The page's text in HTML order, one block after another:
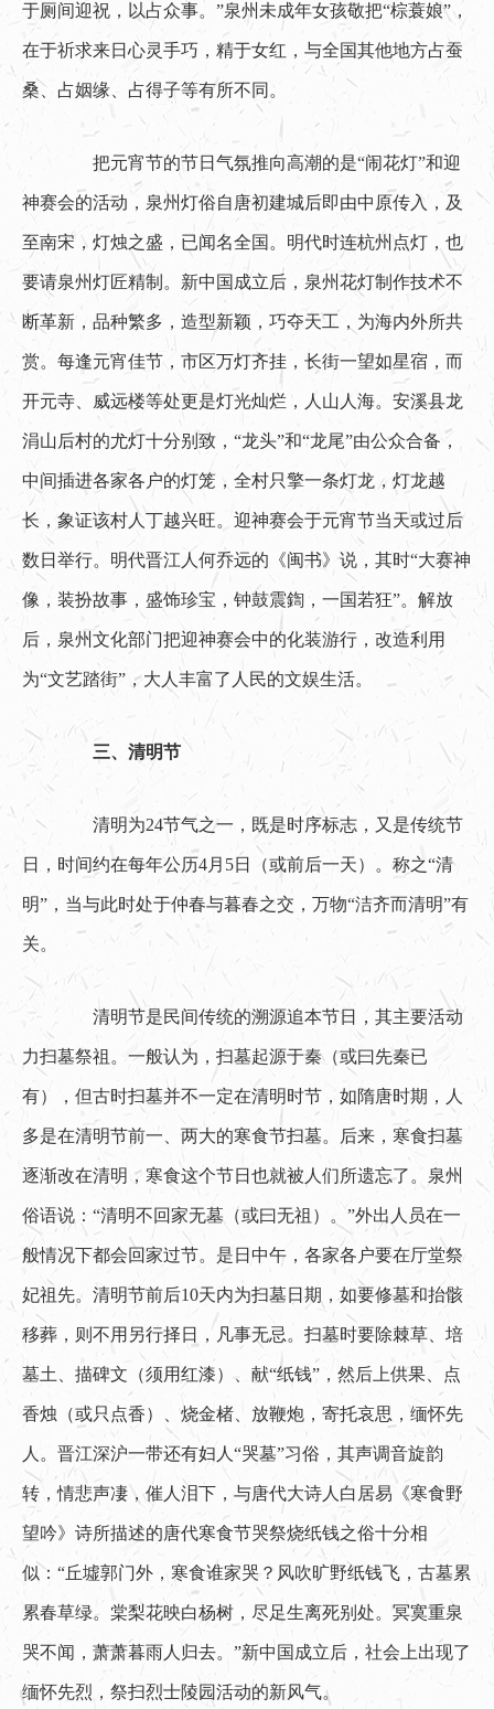
于厕间迎祝，以占众事。”泉州未成年女孩敬把“棕蓑娘”，
在于祈求来日心灵手巧，精于女红，与全国其他地方占蚕
桑、占姻缘、占得子等有所不同。
把元宵节的节日气氛推向高潮的是“闹花灯”和迎
神赛会的活动，泉州灯俗自唐初建城后即由中原传入，及
至南宋，灯烛之盛，已闻名全国。明代时连杭州点灯，也
要请泉州灯匠精制。新中国成立后，泉州花灯制作技术不
断革新，品种繁多，造型新颖，巧夺天工，为海内外所共
赏。每逢元宵佳节，市区万灯齐挂，长街一望如星宿，而
开元寺、威远楼等处更是灯光灿烂，人山人海。安溪县龙
涓山后村的尤灯十分别致，“龙头”和“龙尾”由公众合备，
中间插进各家各户的灯笼，全村只擎一条灯龙，灯龙越
长，象证该村人丁越兴旺。迎神赛会于元宵节当天或过后
数日举行。明代晋江人何乔远的《闽书》说，其时“大赛神
像，装扮故事，盛饰珍宝，钟鼓震鍧，一国若狂”。解放
后，泉州文化部门把迎神赛会中的化装游行，改造利用
为“文艺踏街”，大人丰富了人民的文娱生活。
三、清明节
清明为24节气之一，既是时序标志，又是传统节
日，时间约在每年公历4月5日（或前后一天）。称之“清
明”，当与此时处于仲春与暮春之交，万物“洁齐而清明”有
关。
清明节是民间传统的溯源追本节日，其主要活动
力扫墓祭祖。一般认为，扫墓起源于秦（或曰先秦已
有），但古时扫墓并不一定在清明时节，如隋唐时期，人
多是在清明节前一、两大的寒食节扫墓。后来，寒食扫墓
逐渐改在清明，寒食这个节日也就被人们所遗忘了。泉州
俗语说：“清明不回家无墓（或曰无祖）。”外出人员在一
般情况下都会回家过节。是日中午，各家各户要在厅堂祭
妃祖先。清明节前后10天内为扫墓日期，如要修墓和抬骸
移葬，则不用另行择日，凡事无忌。扫墓时要除棘草、培
墓土、描碑文（须用红漆）、献“纸钱”，然后上供果、点
香烛（或只点香）、烧金楮、放鞭炮，寄托哀思，缅怀先
人。晋江深沪一带还有妇人“哭墓”习俗，其声调音旋韵
转，情悲声凄，催人泪下，与唐代大诗人白居易《寒食野
望吟》诗所描述的唐代寒食节哭祭烧纸钱之俗十分相
似：“丘墟郭门外，寒食谁家哭？风吹旷野纸钱飞，古墓累
累春草绿。棠梨花映白杨树，尽足生离死别处。冥寞重泉
哭不闻，萧萧暮雨人归去。”新中国成立后，社会上出现了
缅怀先烈，祭扫烈士陵园活动的新风气。